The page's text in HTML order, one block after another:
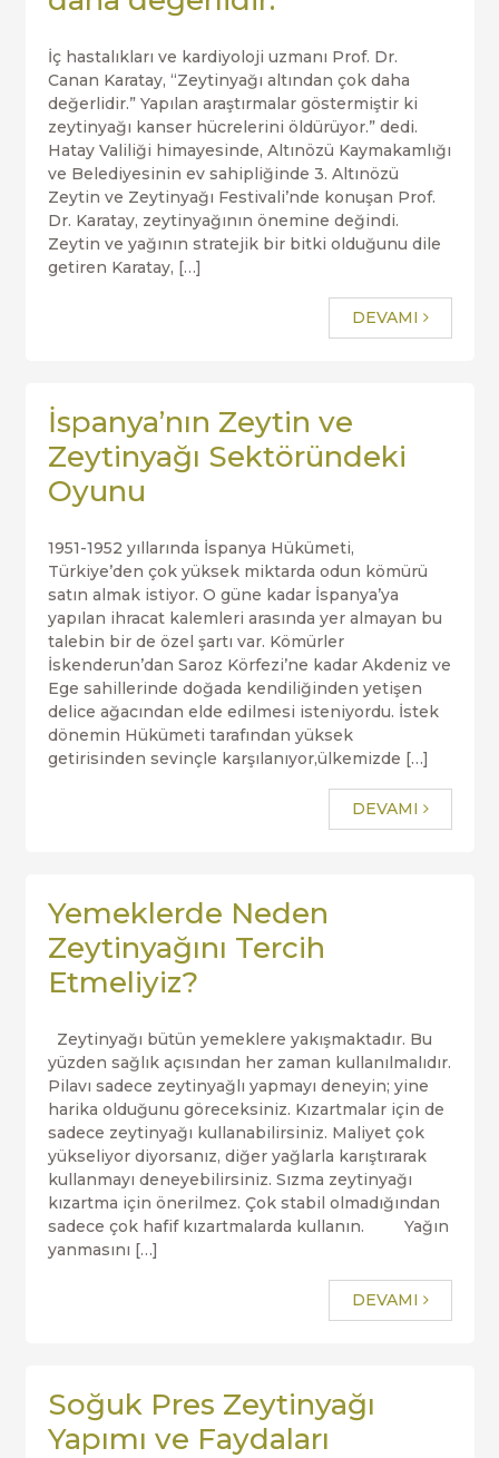
İç hastalıkları ve kardiyoloji uzmanı Prof. Dr.
Canan Karatay, “Zeytinyağı altından çok daha
değerlidir.” Yapılan araştırmalar göstermiştir ki
zeytinyağı kanser hücrelerini öldürüyor.” dedi.
Hatay Valiliği himayesinde, Altınözü Kaymakamlığı
ve Belediyesinin ev sahipliğinde 3. Altınözü
Zeytin ve Zeytinyağı Festivali’nde konuşan Prof.
Dr. Karatay, zeytinyağının önemine değindi.
Zeytin ve yağının stratejik bir bitki olduğunu dile
getiren Karatay, […]
DEVAMI
İspanya’nın Zeytin ve
Zeytinyağı Sektöründeki
Oyunu
1951-1952 yıllarında İspanya Hükümeti,
Türkiye’den çok yüksek miktarda odun kömürü
satın almak istiyor. O güne kadar İspanya’ya
yapılan ihracat kalemleri arasında yer almayan bu
talebin bir de özel şartı var. Kömürler
İskenderun’dan Saroz Körfezi’ne kadar Akdeniz ve
Ege sahillerinde doğada kendiliğinden yetişen
delice ağacından elde edilmesi isteniyordu. İstek
dönemin Hükümeti tarafından yüksek
getirisinden sevinçle karşılanıyor,ülkemizde […]
DEVAMI
Yemeklerde Neden
Zeytinyağını Tercih
Etmeliyiz?
Zeytinyağı bütün yemeklere yakışmaktadır. Bu
yüzden sağlık açısından her zaman kullanılmalıdır.
Pilavı sadece zeytinyağlı yapmayı deneyin; yine
harika olduğunu göreceksiniz. Kızartmalar için de
sadece zeytinyağı kullanabilirsiniz. Maliyet çok
yükseliyor diyorsanız, diğer yağlarla karıştırarak
kullanmayı deneyebilirsiniz. Sızma zeytinyağı
kızartma için önerilmez. Çok stabil olmadığından
sadece çok hafif kızartmalarda kullanın. Yağın
yanmasını […]
DEVAMI
Soğuk Pres Zeytinyağı
Yapımı ve Faydaları